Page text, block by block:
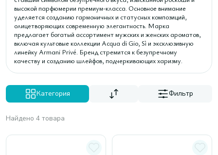
высокой парфюмерии премиум-класса. Основное внимание
уделяется созданию гармоничных и статусных композиций,
олицетворяющих современную элегантность. Марка
предлагает богатый ассортимент мужских и женских ароматов,
включая культовые коллекции Acqua di Gio, Sì и эксклюзивную
линейку Armani Privé. Бренд стремится к безупречному
качеству и созданию шлейфов, подчеркивающих харизму.
Категория Фильтр
Найдено 4 товара